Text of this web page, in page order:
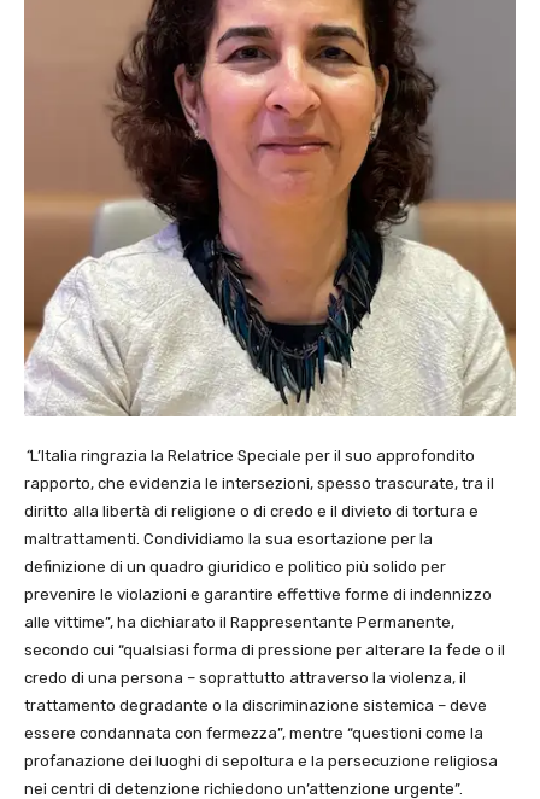
“L’Italia ringrazia la Relatrice Speciale per il suo approfondito
rapporto, che evidenzia le intersezioni, spesso trascurate, tra il
diritto alla libertà di religione o di credo e il divieto di tortura e
maltrattamenti. Condividiamo la sua esortazione per la
definizione di un quadro giuridico e politico più solido per
prevenire le violazioni e garantire effettive forme di indennizzo
alle vittime”, ha dichiarato il Rappresentante Permanente,
secondo cui “qualsiasi forma di pressione per alterare la fede o il
credo di una persona – soprattutto attraverso la violenza, il
trattamento degradante o la discriminazione sistemica – deve
essere condannata con fermezza”, mentre “questioni come la
profanazione dei luoghi di sepoltura e la persecuzione religiosa
nei centri di detenzione richiedono un’attenzione urgente”.